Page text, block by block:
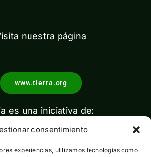
consentimiento
experiencias, utilizamos tecnologías como
nuestra página
www.tierra.org
es una iniciativa de: